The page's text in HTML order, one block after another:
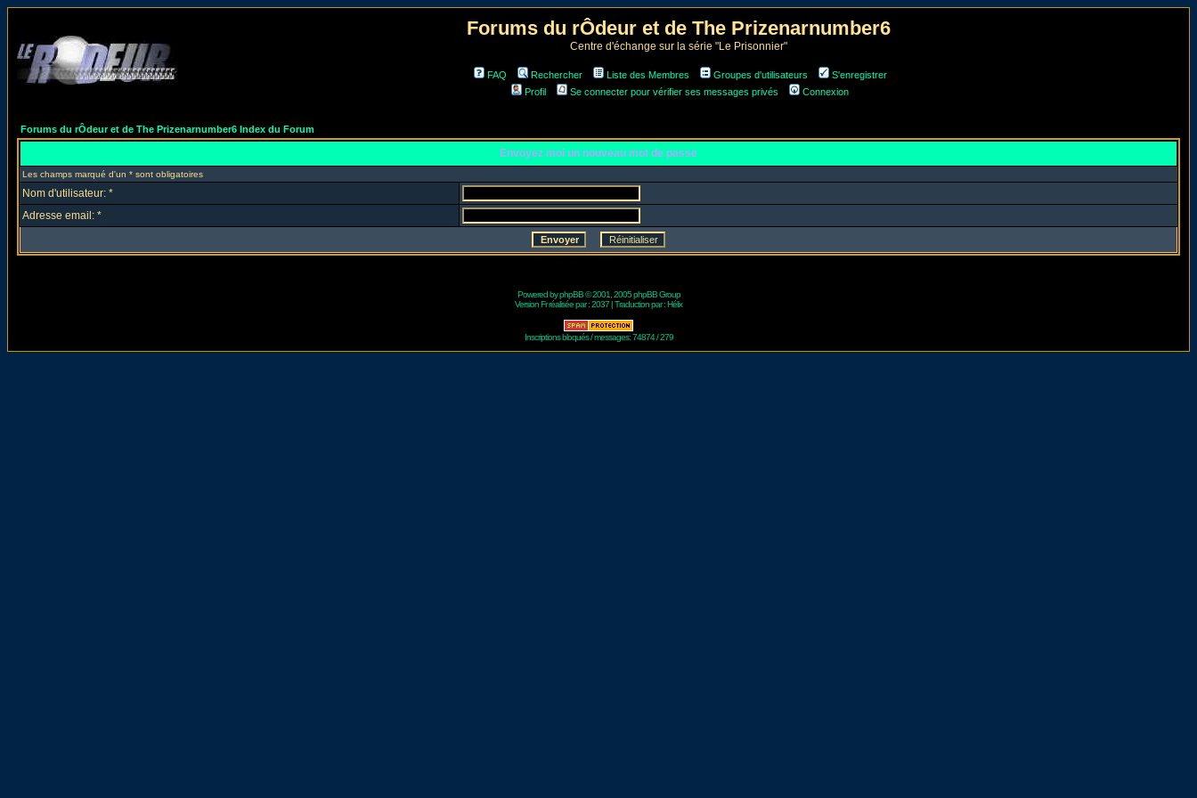
Forums du rÔdeur et de The Prizenarnumber6
Centre d'échange sur la série "Le Prisonnier"
FAQ Rechercher Liste des Membres Groupes d'utilisateurs
S'enregistrer
Profil
Se connecter pour vérifier ses messages privés Connexion
Forums du rÔdeur et de The Prizenarnumber6 Index du Forum
Envoyez moi un nouveau mot de passe
Les champs marqué d'un * sont obligatoires
Nom d'utilisateur: *
Adresse email: *
Powered byphpBB© 2001, 2005 phpBB Group
Version Fr réalisée par :2037 | Traduction par :Hélix
Inscriptions bloqués / messages: 74874 / 279